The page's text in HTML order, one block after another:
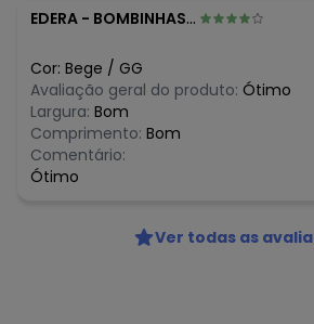
EDERA - BOMBINHAS - SC
Cor: Bege / GG
Avaliação geral do produto: Ótimo
Largura: Bom
Comprimento: Bom
Comentário:
Ótimo
Ver todas as